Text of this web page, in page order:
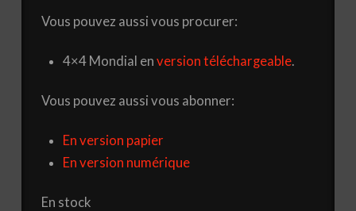
Vous pouvez aussi vous procurer:
4×4 Mondial enversion téléchargeable.
Vous pouvez aussi vous abonner:
En version papier
En version numérique
En stock